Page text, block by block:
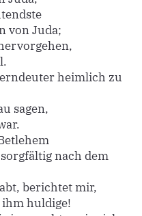
von Juda;
heimlich zu
sagen,
nach dem
berichtet mir,
huldige!